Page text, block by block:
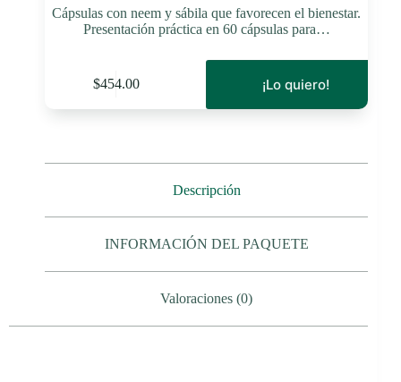
Cápsulas con neem y sábila que favorecen el bienestar.
Presentación práctica en 60 cápsulas para…
$454.00 ¡Lo quiero!
Descripción
INFORMACIÓN DEL PAQUETE
Valoraciones (0)